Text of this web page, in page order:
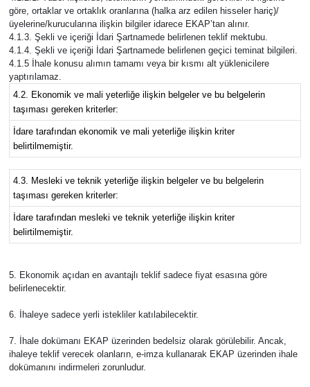
göre, ortaklar ve ortaklık oranlarına (halka arz edilen hisseler hariç)/
üyelerine/kurucularına ilişkin bilgiler idarece EKAP’tan alınır.
4.1.3. Şekli ve içeriği İdari Şartnamede belirlenen teklif mektubu.
4.1.4. Şekli ve içeriği İdari Şartnamede belirlenen geçici teminat bilgileri.
4.1.5 İhale konusu alımın tamamı veya bir kısmı alt yüklenicilere
yaptırılamaz.
4.2. Ekonomik ve mali yeterliğe ilişkin belgeler ve bu belgelerin
taşıması gereken kriterler:
İdare tarafından ekonomik ve mali yeterliğe ilişkin kriter
belirtilmemiştir.
4.3. Mesleki ve teknik yeterliğe ilişkin belgeler ve bu belgelerin
taşıması gereken kriterler:
İdare tarafından mesleki ve teknik yeterliğe ilişkin kriter
belirtilmemiştir.
5. Ekonomik açıdan en avantajlı teklif sadece fiyat esasına göre
belirlenecektir.
6. İhaleye sadece yerli istekliler katılabilecektir.
7. İhale dokümanı EKAP üzerinden bedelsiz olarak görülebilir. Ancak,
ihaleye teklif verecek olanların, e-imza kullanarak EKAP üzerinden ihale
dokümanını indirmeleri zorunludur.